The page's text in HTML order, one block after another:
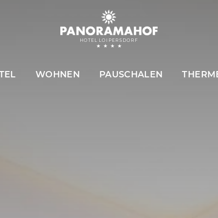
HOTEL LOIPERSDORF
WOHNEN PAUSCHALEN